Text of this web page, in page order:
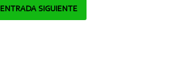
ENTRADA SIGUIENTE